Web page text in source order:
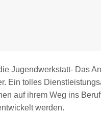
Jugendwerkstatt- Das
Ein tolles
auf ihrem Weg ins
werden.